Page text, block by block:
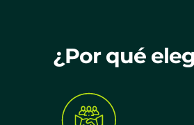
¿Por qué